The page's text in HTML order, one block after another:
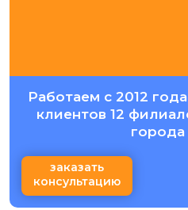
Работаем с 2012
клиентов 12
заказать
консультацию